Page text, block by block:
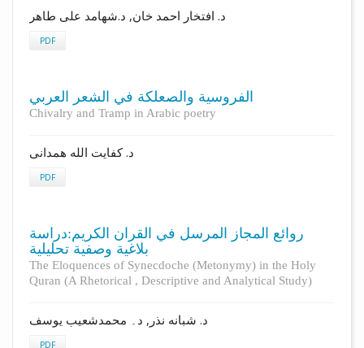
د. افتخار احمد خان, د.شهامد علی طاهر
PDF
الفروسية والصعلكة في الشعر العربي
Chivalry and Tramp in Arabic poetry
د. کفایت الله همدانی
PDF
روائع المجاز المرسل في القرآن الكريم:دراسة
بلاغية وصفية تحليلية
The Eloquences of Synecdoche (Metonymy) in the Holy
Quran (A Rhetorical , Descriptive and Analytical Study)
د. شبانه نذر, د۔ محمدشعیب یوسف
PDF